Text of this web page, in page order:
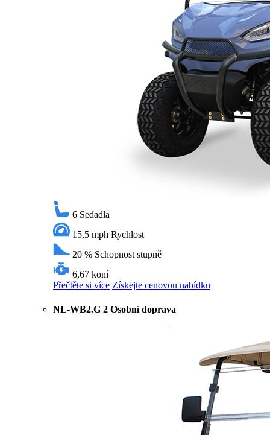
6 Sedadla
15,5 mph Rychlost
20 % Schopnost stupně
6,67 koní
Přečtěte si více Získejte cenovou nabídku
NL-WB2.G 2 Osobní doprava